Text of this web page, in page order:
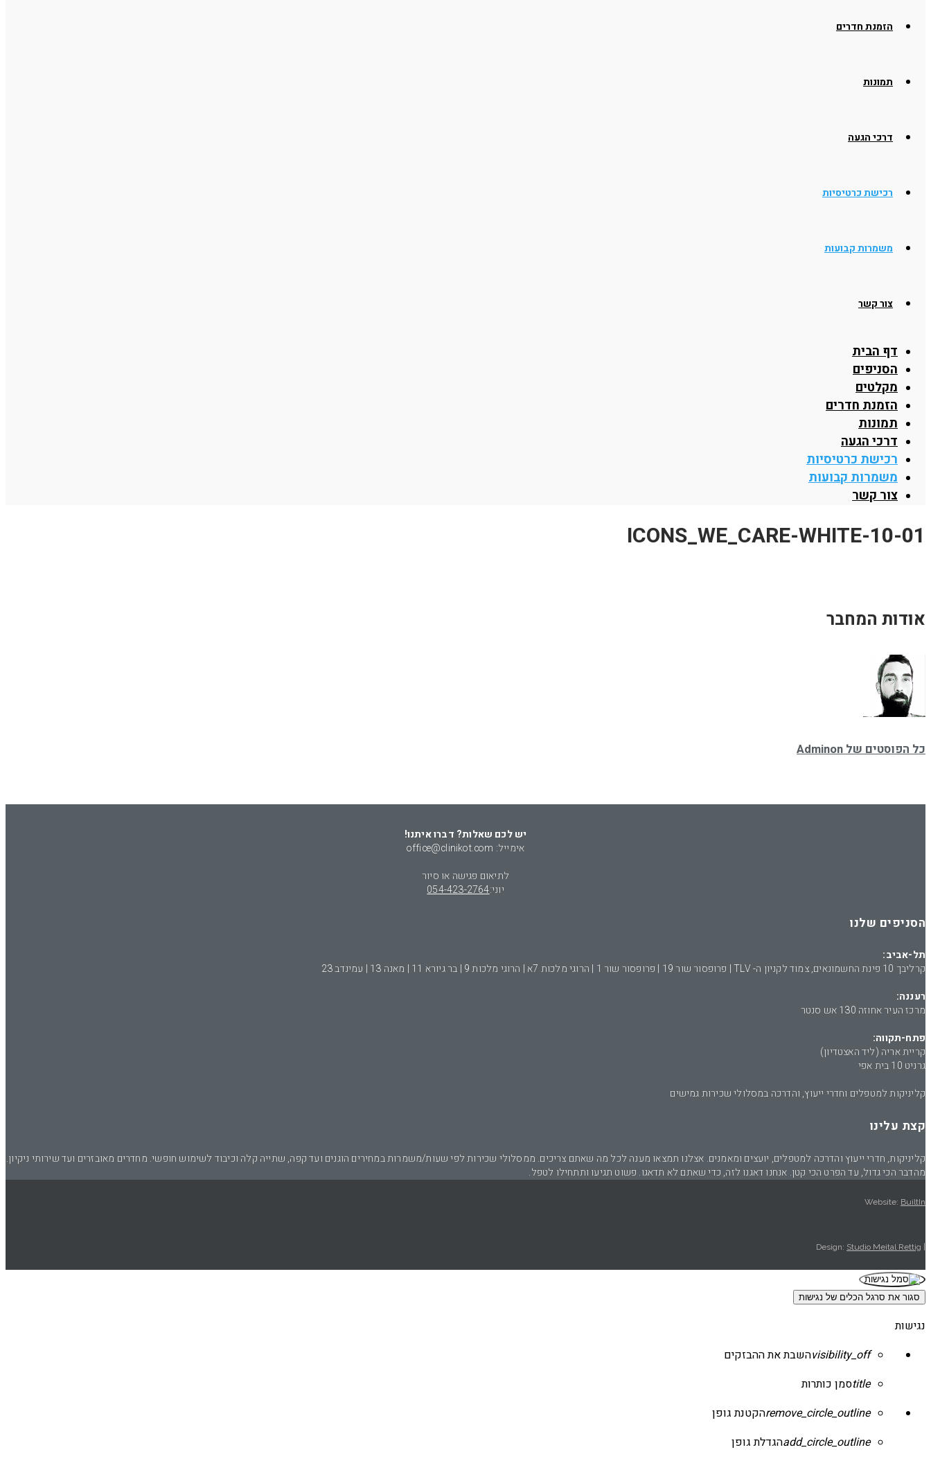
הזמנת חדרים
תמונות
דרכי הגעה
רכישת כרטיסיות
משמרות קבועות
צור קשר
דף הבית
הסניפים
מקלטים
הזמנת חדרים
תמונות
דרכי הגעה
רכישת כרטיסיות
משמרות קבועות
צור קשר
01-ICONS_WE_CARE-WHITE-10
אודות המחבר
כל הפוסטים של Adminon
יש לכם שאלות? דברו איתנו!
אימייל: office@clinikot.com
לתיאום פגישה או סיור
יוני:054-423-2764
הסניפים שלנו
תל-אביב:
קרליבך 10 פינת החשמונאים, צמוד לקניון ה- TLV | פרופסור שור 19 | פרופסור שור 1 | הרוגי מלכות 7א | הרוגי מלכות 9 | בר גיורא 11 | מאנה 13 | עמינדב 23
רעננה:
מרכז העיר אחוזה 130 אש סנטר
פתח-תקווה:
קריית אריה (ליד האצטדיון)
גרניט 10 בית אפי
קליניקות למטפלים וחדרי ייעוץ, והדרכה במסלולי שכירות גמישים
קצת עלינו
קליניקות, חדרי ייעוץ והדרכה למטפלים, יועצים ומאמנים. אצלנו תמצאו מענה לכל מה שאתם צריכים. ממסלולי שכירות לפי שעות/משמרות במחירים הוגנים ועד קפה, שתייה קלה וכיבוד לשימוש חופשי. מחדרים מאובזרים ועד שירותי ניקיון.
מהדבר הכי גדול, עד הפרט הכי קטן. אנחנו דאגנו לזה, כדי שאתם לא תדאגו. פשוט תגיעו ותתחילו לטפל.
Website: BuiltIn
| Design:
Studio Meital Rettig
סגור את סרגל הכלים של נגישות
נגישות
visibility_offהשבת את ההבזקים
titleסמן כותרות
remove_circle_outlineהקטנת גופן
add_circle_outlineהגדלת גופן